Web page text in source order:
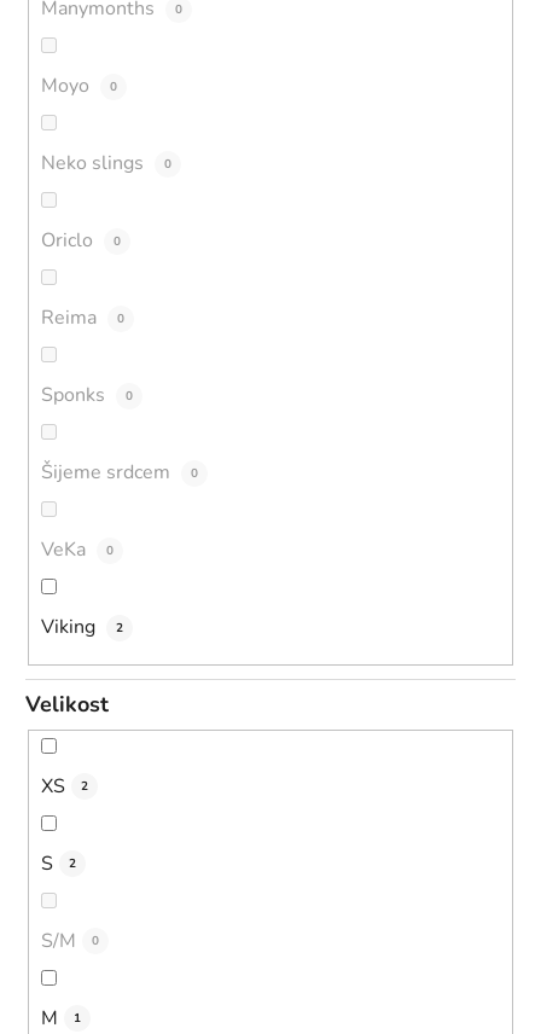
Manymonths 0
Moyo 0
Neko slings 0
Oriclo 0
Reima 0
Sponks 0
Šijeme srdcem 0
VeKa 0
Viking 2
Velikost
XS 2
S 2
S/M 0
M 1